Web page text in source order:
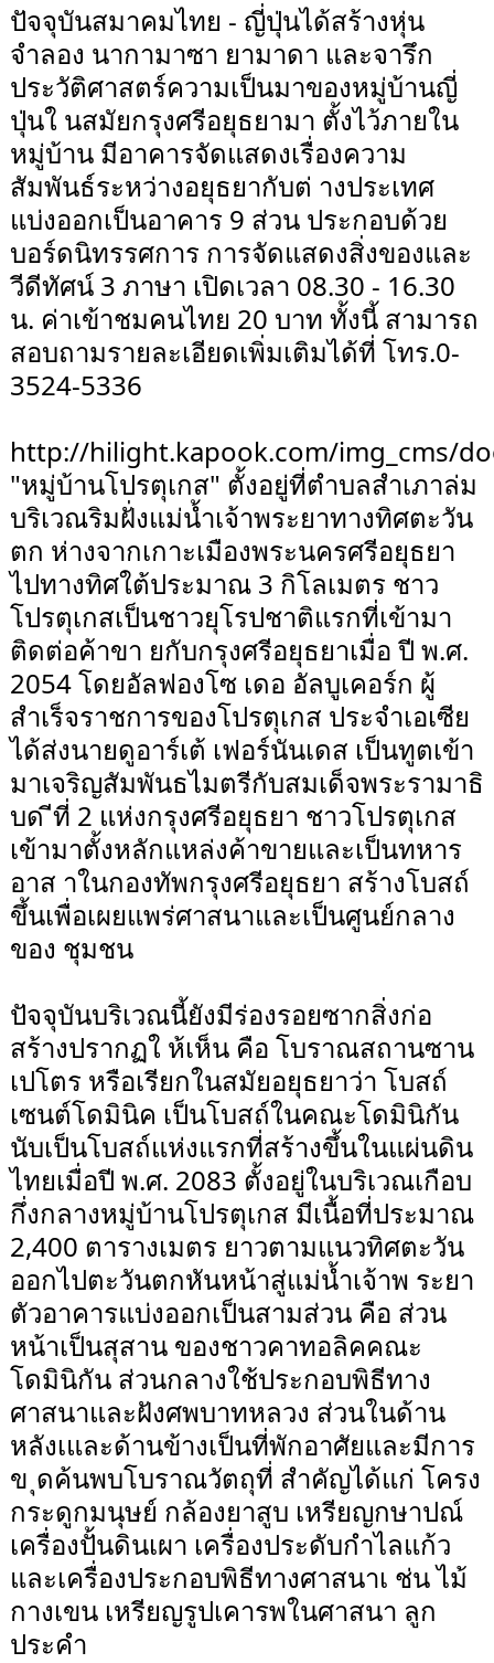
ปัจจุบันสมาคมไทย - ญี่ปุ่นได้สร้างหุ่น
จำลอง นากามาซา ยามาดา และจารึก
ประวัติศาสตร์ความเป็นมาของหมู่บ้านญี่
ปุ่นใ นสมัยกรุงศรีอยุธยามา ตั้งไว้ภายใน
หมู่บ้าน มีอาคารจัดแสดงเรื่องความ
สัมพันธ์ระหว่างอยุธยากับต่ างประเทศ
แบ่งออกเป็นอาคาร 9 ส่วน ประกอบด้วย
บอร์ดนิทรรศการ การจัดแสดงสิ่งของและ
วีดีทัศน์ 3 ภาษา เปิดเวลา 08.30 - 16.30
น. ค่าเข้าชมคนไทย 20 บาท ทั้งนี้ สามารถ
สอบถามรายละเอียดเพิ่มเติมได้ที่ โทร.0-
3524-5336
http://hilight.kapook.com/img_cms/
"หมู่บ้านโปรตุเกส" ตั้งอยู่ที่ตำบลสำเภาล่ม
บริเวณริมฝั่งแม่น้ำเจ้าพระยาทางทิศตะวัน
ตก ห่างจากเกาะเมืองพระนครศรีอยุธยา
ไปทางทิศใต้ประมาณ 3 กิโลเมตร ชาว
โปรตุเกสเป็นชาวยุโรปชาติแรกที่เข้ามา
ติดต่อค้าขา ยกับกรุงศรีอยุธยาเมื่อ ปี พ.ศ.
2054 โดยอัลฟองโซ เดอ อัลบูเคอร์ก ผู้
สำเร็จราชการของโปรตุเกส ประจำเอเซีย
ได้ส่งนายดูอาร์เต้ เฟอร์นันเดส เป็นทูตเข้า
มาเจริญสัมพันธไมตรีกับสมเด็จพระรามาธิ
บด ีที่ 2 แห่งกรุงศรีอยุธยา ชาวโปรตุเกส
เข้ามาตั้งหลักแหล่งค้าขายและเป็นทหาร
อาส าในกองทัพกรุงศรีอยุธยา สร้างโบสถ์
ขึ้นเพื่อเผยแพร่ศาสนาและเป็นศูนย์กลาง
ของ ชุมชน
ปัจจุบันบริเวณนี้ยังมีร่องรอยซากสิ่งก่อ
สร้างปรากฏใ ห้เห็น คือ โบราณสถานซาน
เปโตร หรือเรียกในสมัยอยุธยาว่า โบสถ์
เซนต์โดมินิค เป็นโบสถ์ในคณะโดมินิกัน
นับเป็นโบสถ์แห่งแรกที่สร้างขึ้นในแผ่นดิน
ไทยเมื่อปี พ.ศ. 2083 ตั้งอยู่ในบริเวณเกือบ
กึ่งกลางหมู่บ้านโปรตุเกส มีเนื้อที่ประมาณ
2,400 ตารางเมตร ยาวตามแนวทิศตะวัน
ออกไปตะวันตกหันหน้าสู่แม่น้ำเจ้าพ ระยา
ตัวอาคารแบ่งออกเป็นสามส่วน คือ ส่วน
หน้าเป็นสุสาน ของชาวคาทอลิคคณะ
โดมินิกัน ส่วนกลางใช้ประกอบพิธีทาง
ศาสนาและฝังศพบาทหลวง ส่วนในด้าน
หลังเและด้านข้างเป็นที่พักอาศัยและมีการ
ข ุดค้นพบโบราณวัตถุที่ สำคัญได้แก่ โครง
กระดูกมนุษย์ กล้องยาสูบ เหรียญกษาปณ์
เครื่องปั้นดินเผา เครื่องประดับกำไลแก้ว
และเครื่องประกอบพิธีทางศาสนาเ ช่น ไม้
กางเขน เหรียญรูปเคารพในศาสนา ลูก
ประคำ